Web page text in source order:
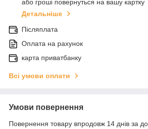
або гроші повернуться на вашу картку
Детальніше
Післяплата
Оплата на рахунок
карта приватбанку
Всі умови оплати
Умови повернення
Повернення товару впродовж 14 днів за